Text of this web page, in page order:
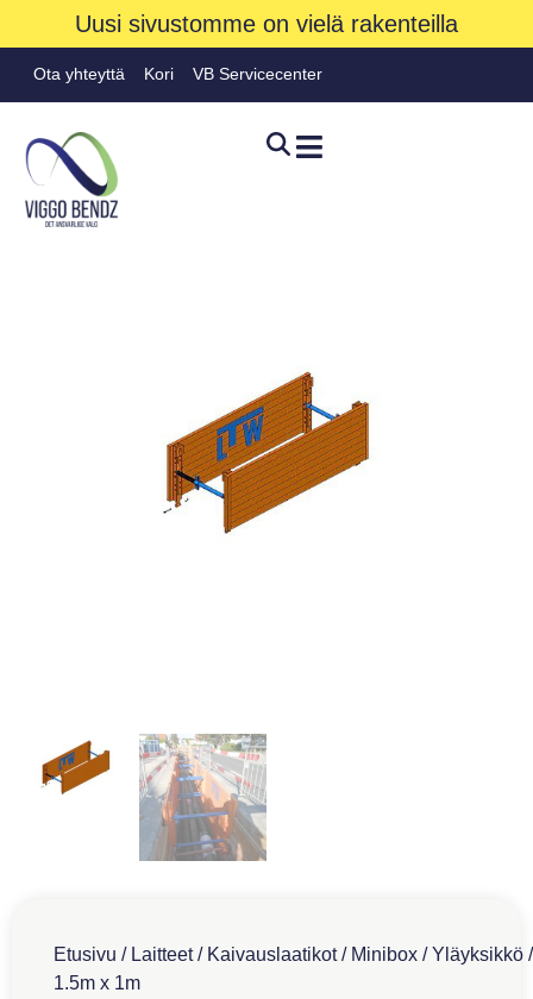
Uusi sivustomme on vielä rakenteilla
Ota yhteyttä Kori VB Servicecenter
Etusivu / Laitteet/ Kaivauslaatikot/ Minibox /Yläyksikkö
1.5m x 1m